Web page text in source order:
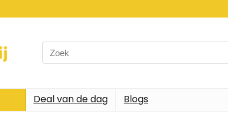
Search
for:
Deal van de dag Blogs